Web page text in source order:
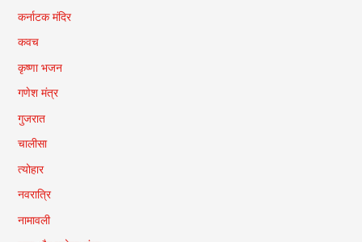
कर्नाटक मंदिर
कवच
कृष्णा भजन
गणेश मंत्र
गुजरात
चालीसा
त्योहार
नवरात्रि
नामावली